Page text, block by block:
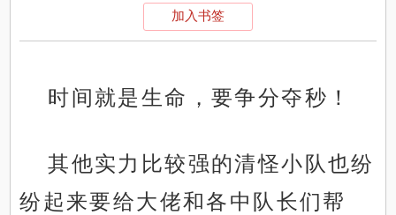
加入书签
时间就是生命，要争分夺秒！
其他实力比较强的清怪小队也纷
纷起来要给大佬和各中队长们帮